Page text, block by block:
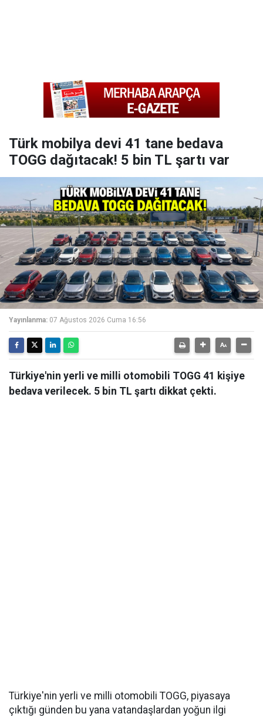
Türk mobilya devi 41 tane bedava
TOGG dağıtacak! 5 bin TL şartı var
Yayınlanma: 07 Ağustos 2026 Cuma 16:56
Türkiye'nin yerli ve milli otomobili TOGG 41 kişiye
bedava verilecek. 5 bin TL şartı dikkat çekti.
Türkiye'nin yerli ve milli otomobili TOGG, piyasaya
çıktığı günden bu yana vatandaşlardan yoğun ilgi